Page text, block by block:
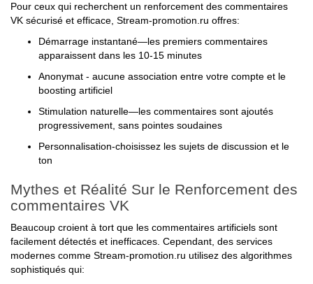
Pour ceux qui recherchent un renforcement des commentaires
VK sécurisé et efficace, Stream-promotion.ru offres:
Démarrage instantané—les premiers commentaires
apparaissent dans les 10-15 minutes
Anonymat - aucune association entre votre compte et le
boosting artificiel
Stimulation naturelle—les commentaires sont ajoutés
progressivement, sans pointes soudaines
Personnalisation-choisissez les sujets de discussion et le
ton
Mythes et Réalité Sur le Renforcement des
commentaires VK
Beaucoup croient à tort que les commentaires artificiels sont
facilement détectés et inefficaces. Cependant, des services
modernes comme Stream-promotion.ru utilisez des algorithmes
sophistiqués qui: